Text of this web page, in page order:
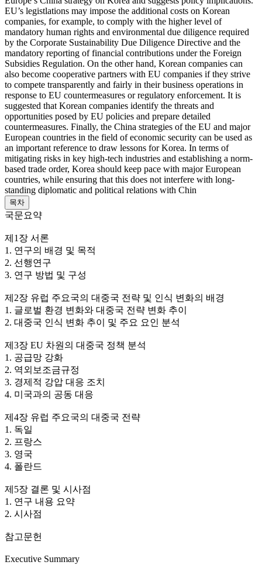
EU’s legistlations may impose the additional costs on Korean
companies, for example, to comply with the higher level of
mandatory human rights and environmental due diligence required
by the Corporate Sustainability Due Diligence Directive and the
mandatory reporting of financial contributions under the Foreign
Subsidies Regulation. On the other hand, Korean companies can
also become cooperative partners with EU companies if they strive
to compete transparently and fairly in their business operations in
response to EU countermeasures or regulatory enforcement. It is
suggested that Korean companies identify the threats and
opportunities posed by EU policies and prepare detailed
countermeasures. Finally, the China strategies of the EU and major
European countries in the field of economic security can be used as
an important reference to draw lessons for Korea. In terms of
mitigating risks in key high-tech industries and establishing a norm-
based trade order, Korea should keep pace with major European
countries, while ensuring that this does not interfere with long-
standing diplomatic and political relations with Chin
목차
국문요약
제1장 서론
1. 연구의 배경 및 목적
2. 선행연구
3. 연구 방법 및 구성
제2장 유럽 주요국의 대중국 전략 및 인식 변화의 배경
1. 글로벌 환경 변화와 대중국 전략 변화 추이
2. 대중국 인식 변화 추이 및 주요 요인 분석
제3장 EU 차원의 대중국 정책 분석
1. 공급망 강화
2. 역외보조금규정
3. 경제적 강압 대응 조치
4. 미국과의 공동 대응
제4장 유럽 주요국의 대중국 전략
1. 독일
2. 프랑스
3. 영국
4. 폴란드
제5장 결론 및 시사점
1. 연구 내용 요약
2. 시사점
참고문헌
Executive Summary